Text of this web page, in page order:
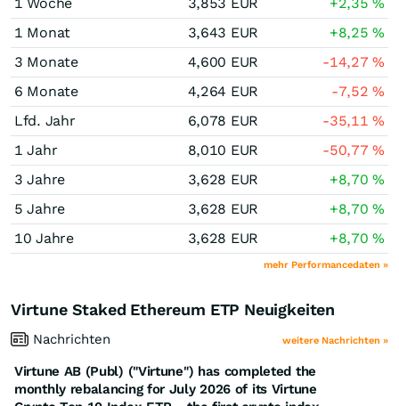
1 Monat
3,643 EUR +8,25%
3 Monate
4,600 EUR -14,27%
6 Monate
4,264 EUR -7,52%
Lfd. Jahr
6,078 EUR -35,11%
1 Jahr
8,010 EUR -50,77%
3 Jahre
3,628 EUR +8,70%
5 Jahre
3,628 EUR +8,70%
10 Jahre
3,628 EUR +8,70%
mehr Performancedaten »
Virtune Staked Ethereum ETP Neuigkeiten
Nachrichten weitere Nachrichten »
Virtune AB (Publ) ("Virtune") has completed the
monthly rebalancing for July 2026 of its Virtune